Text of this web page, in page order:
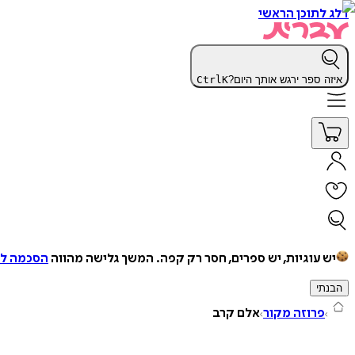
דלג לתוכן הראשי
איזה ספר ירגש אותך היום? CtrlK
יש עוגיות, יש ספרים, חסר רק קפה. המשך גלישה מהווה הסכמה
הבנתי
פרוזה מקור אלם קרב